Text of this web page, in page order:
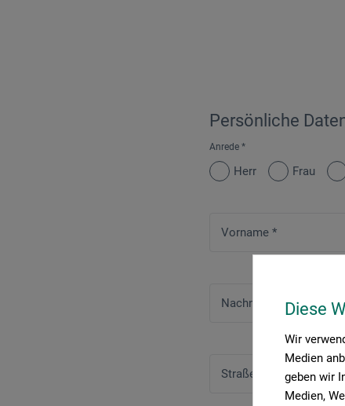
Diese
Wir
Medien
geben wir
Medien,
Persönliche
Anrede *
Herr Frau
Vorname *
Nachname
Straße